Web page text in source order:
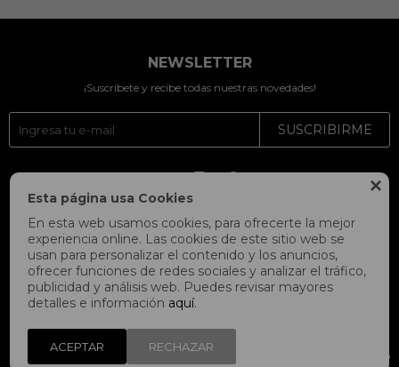

Esta página usa Cookies
En esta web usamos cookies, para ofrecerte la mejor
experiencia online. Las cookies de este sitio web se
usan para personalizar el contenido y los anuncios,
ofrecer funciones de redes sociales y analizar el tráfico,
publicidad y análisis web. Puedes revisar mayores
detalles e información aquí.
ACEPTAR RECHAZAR
NEWSLETTER
¡Suscríbete y recibe todas nuestras novedades!
SUSCRIBIRME